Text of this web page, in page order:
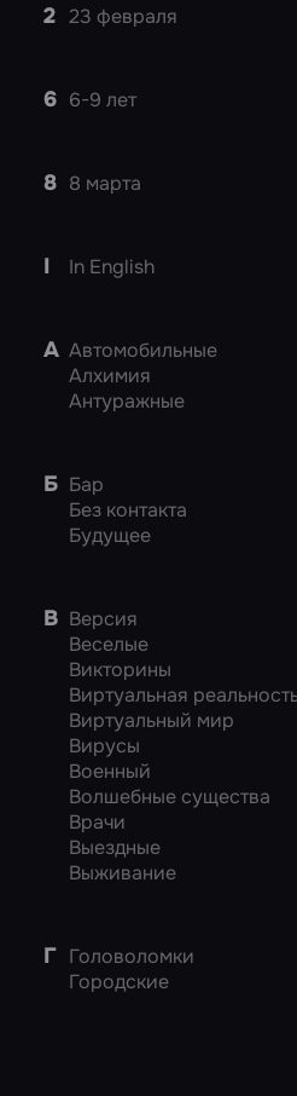
2 23 февраля
6 6-9 лет
8 8 марта
I In English
А Автомобильные
Алхимия
Антуражные
Б Бар
Без контакта
Будущее
В Версия
Веселые
Викторины
Виртуальная
Виртуальный мир
Вирусы
Военный
Волшебные существа
Врачи
Выездные
Выживание
Г Головоломки
Городские